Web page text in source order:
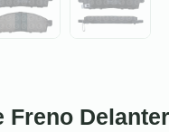
Freno